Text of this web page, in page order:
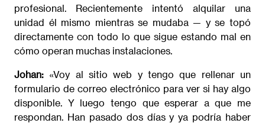
profesional. Recientemente intentó alquilar una
unidad él mismo mientras se mudaba — y se topó
directamente con todo lo que sigue estando mal en
cómo operan muchas instalaciones.
Johan: «Voy al sitio web y tengo que rellenar un
formulario de correo electrónico para ver si hay algo
disponible. Y luego tengo que esperar a que me
respondan. Han pasado dos días y ya podría haber